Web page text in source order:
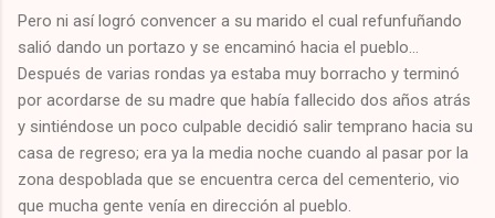
Pero ni así logró convencer a su marido el cual refunfuñando
salió dando un portazo y se encaminó hacia el pueblo...
Después de varias rondas ya estaba muy borracho y terminó
por acordarse de su madre que había fallecido dos años atrás
y sintiéndose un poco culpable decidió salir temprano hacia su
casa de regreso; era ya la media noche cuando al pasar por la
zona despoblada que se encuentra cerca del cementerio, vio
que mucha gente venía en dirección al pueblo.